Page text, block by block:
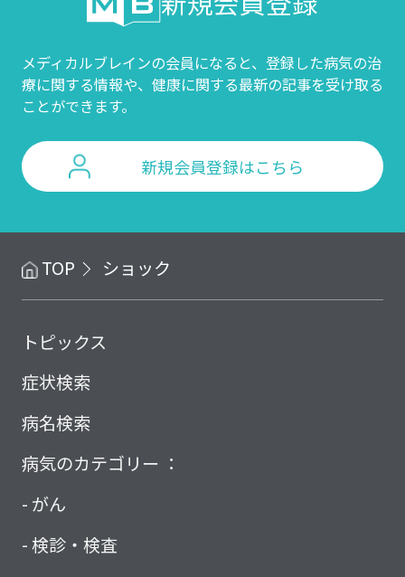
メディカルブレインの会員になると、登録した病気の治
療に関する情報や、 健康に関する最新の記事を受け取る
ことができます。
新規会員登録はこちら
TOP ショック
トピックス
症状検索
病名検索
病気のカテゴリー ：
がん
検診・検査